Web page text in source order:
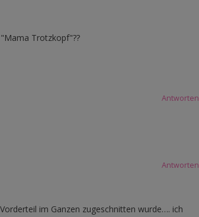
Trotzkopf"??
Antworten
Antworten
im Ganzen zugeschnitten wurde…. ich